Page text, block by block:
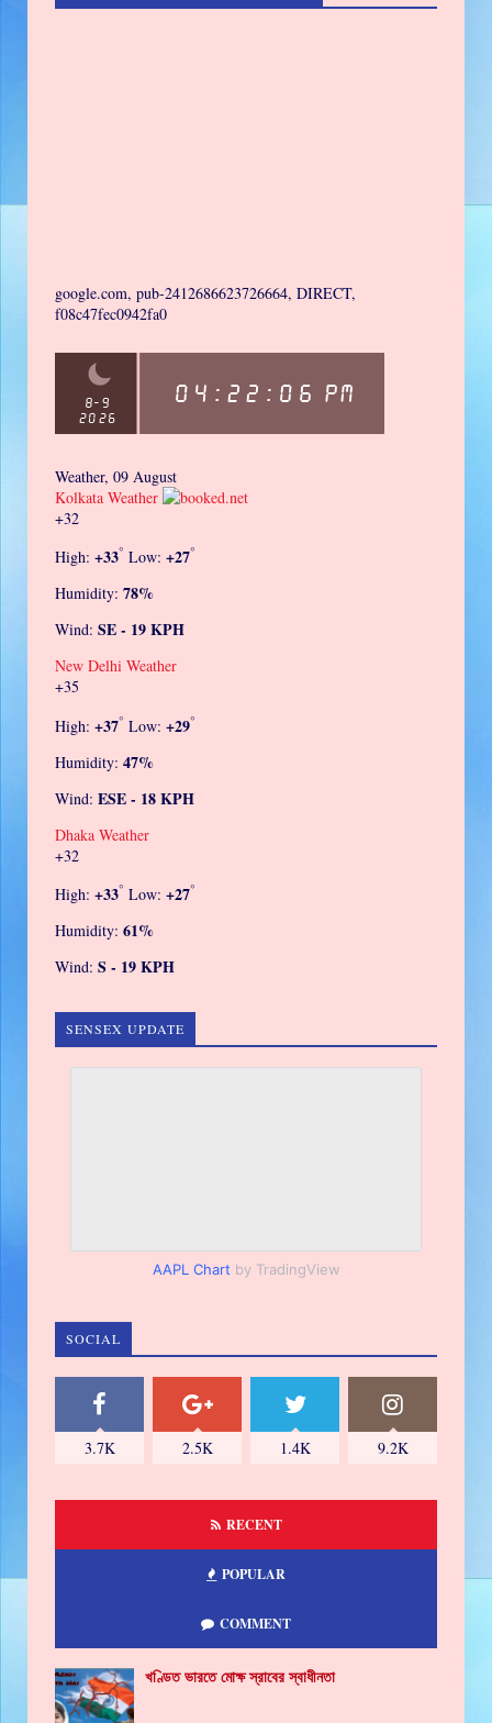
google.com, pub-2412686623726664, DIRECT,
f08c47fec0942fa0
Weather, 09 August
Kolkata Weather
+32
High: +33° Low: +27°
Humidity: 78%
Wind: SE - 19 KPH
New Delhi Weather
+35
High: +37° Low: +29°
Humidity: 47%
Wind: ESE - 18 KPH
Dhaka Weather
+32
High: +33° Low: +27°
Humidity: 61%
Wind: S - 19 KPH
SENSEX UPDATE
AAPL Chart by TradingView
SOCIAL
3.7K 2.5K 1.4K 9.2K
RECENT
POPULAR
COMMENT
খণ্ডিত ভারতে মোক্ষ স্রাবের স্বাধীনতা